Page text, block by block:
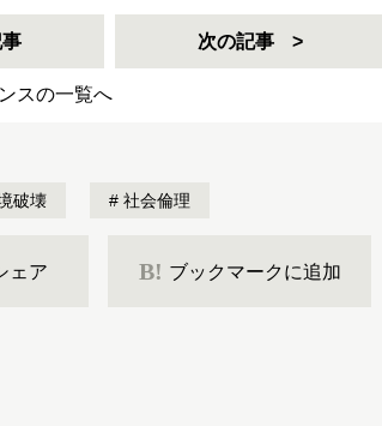
次の記事
スの一覧へ
破壊 社会倫理
ェア B! ブックマークに追加